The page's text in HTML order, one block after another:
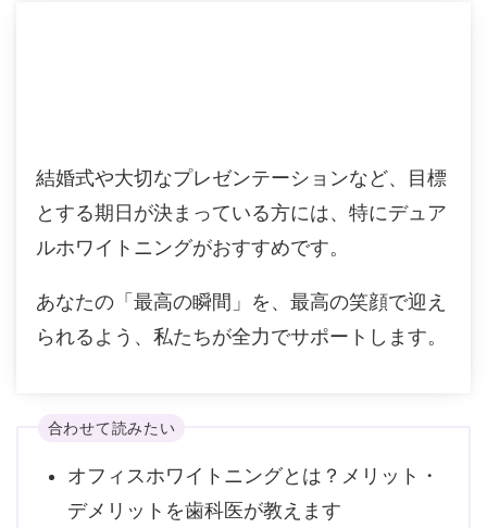
結婚式や大切なプレゼンテーションなど、目標
とする期日が決まっている方には、特にデュア
ルホワイトニングがおすすめです。
あなたの「最高の瞬間」を、最高の笑顔で迎え
られるよう、私たちが全力でサポートします。
合わせて読みたい
オフィスホワイトニングとは？メリット・
デメリットを歯科医が教えます